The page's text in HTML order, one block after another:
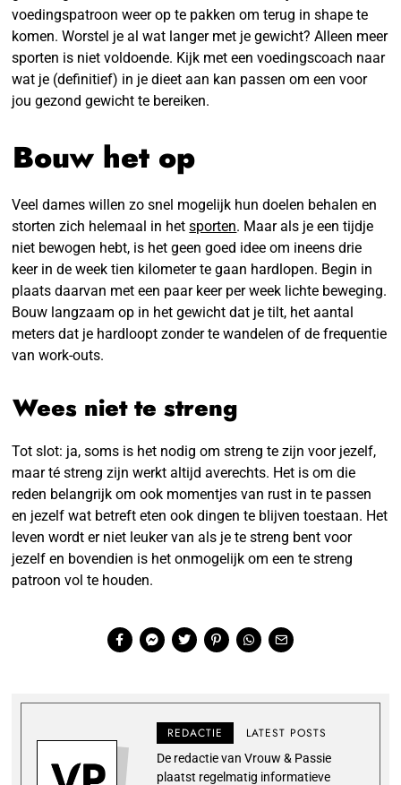
voedingspatroon weer op te pakken om terug in shape te
komen. Worstel je al wat langer met je gewicht? Alleen meer
sporten is niet voldoende. Kijk met een voedingscoach naar
wat je (definitief) in je dieet aan kan passen om een voor
jou gezond gewicht te bereiken.
Bouw het op
Veel dames willen zo snel mogelijk hun doelen behalen en
storten zich helemaal in hetsporten. Maar als je een tijdje
niet bewogen hebt, is het geen goed idee om ineens drie
keer in de week tien kilometer te gaan hardlopen. Begin in
plaats daarvan met een paar keer per week lichte beweging.
Bouw langzaam op in het gewicht dat je tilt, het aantal
meters dat je hardloopt zonder te wandelen of de frequentie
van work-outs.
Wees niet te streng
Tot slot: ja, soms is het nodig om streng te zijn voor jezelf,
maar té streng zijn werkt altijd averechts. Het is om die
reden belangrijk om ook momentjes van rust in te passen
en jezelf wat betreft eten ook dingen te blijven toestaan. Het
leven wordt er niet leuker van als je te streng bent voor
jezelf en bovendien is het onmogelijk om een te streng
patroon vol te houden.
REDACTIE LATEST POSTS
De redactie van Vrouw & Passie
plaatst regelmatig informatieve